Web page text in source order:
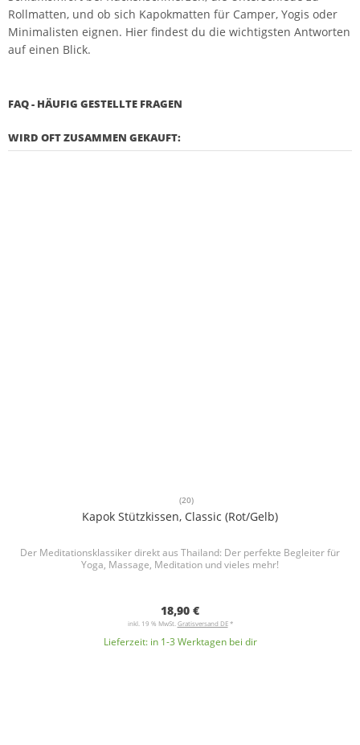
Rollmatten, und ob sich Kapokmatten für Camper, Yogis oder
Minimalisten eignen. Hier findest du die wichtigsten Antworten
auf einen Blick.
FAQ - HÄUFIG GESTELLTE FRAGEN
WIRD OFT ZUSAMMEN GEKAUFT:
(20)
Kapok Stützkissen, Classic (Rot/Gelb)
Der Meditationsklassiker direkt aus Thailand: Der perfekte Begleiter für
Yoga, Massage, Meditation und vieles mehr!
18,90 €
inkl. 19 % MwSt.Gratisversand DE*
Lieferzeit: in 1-3 Werktagen bei dir